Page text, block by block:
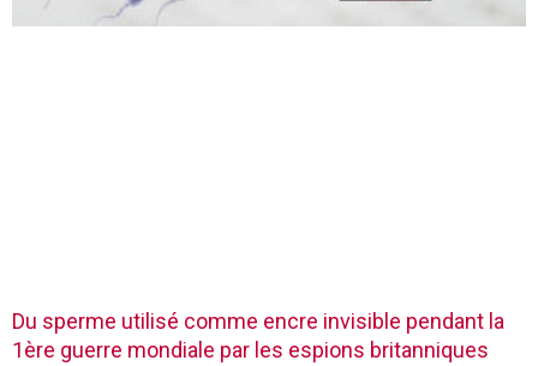
Du sperme utilisé comme encre invisible pendant la
1ère guerre mondiale par les espions britanniques